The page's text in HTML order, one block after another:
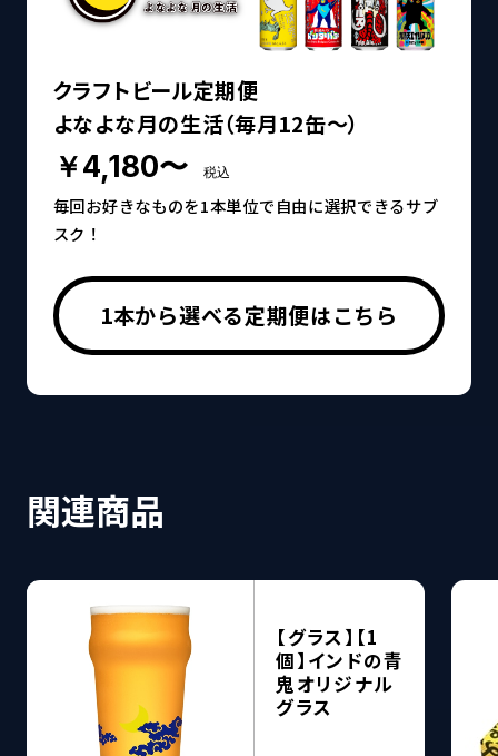
クラフトビール定期便
よなよな月の生活（毎月12缶～）
￥4,180〜 税込
毎回お好きなものを1本単位で自由に選択できるサブ
スク！
1本から選べる定期便はこちら
関連商品
【グラス】【1
個】インドの青
鬼オリジナル
グラス